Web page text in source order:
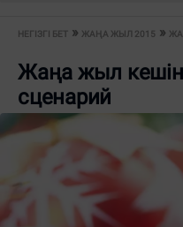
НЕГІЗГІ БЕТ ЖАҢА ЖЫЛ 2015
Жаңа жыл
сценарий